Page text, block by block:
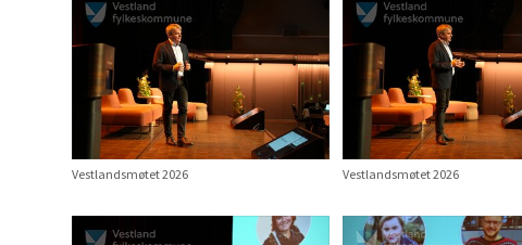
Vestlandsmøtet 2026 Vestlandsmøtet 2026